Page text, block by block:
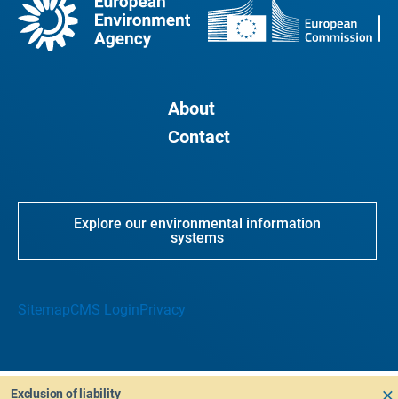
About
Contact
Explore our environmental information
systems
SitemapCMS LoginPrivacy
Exclusion of liability